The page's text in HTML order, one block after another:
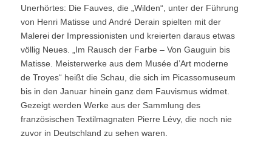
Unerhörtes: Die Fauves, die „Wilden“, unter der Führung
von Henri Matisse und André Derain spielten mit der
Malerei der Impressionisten und kreierten daraus etwas
völlig Neues. „Im Rausch der Farbe – Von Gauguin bis
Matisse. Meisterwerke aus dem Musée d’Art moderne
de Troyes“ heißt die Schau, die sich im Picassomuseum
bis in den Januar hinein ganz dem Fauvismus widmet.
Gezeigt werden Werke aus der Sammlung des
französischen Textilmagnaten Pierre Lévy, die noch nie
zuvor in Deutschland zu sehen waren.